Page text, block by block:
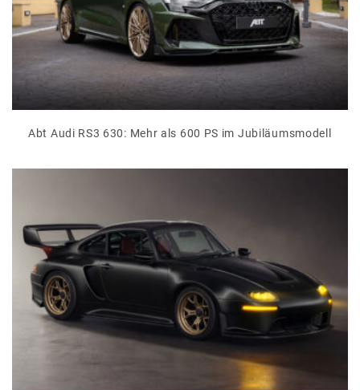
Abt Audi RS3 630: Mehr als 600 PS im Jubiläumsmodell